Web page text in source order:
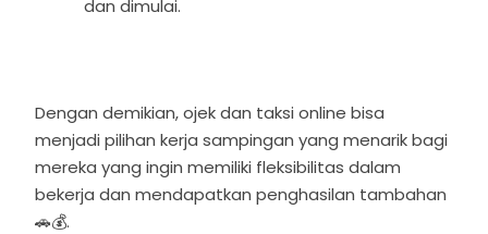
dan dimulai.
Dengan demikian, ojek dan taksi online bisa
menjadi pilihan kerja sampingan yang menarik bagi
mereka yang ingin memiliki fleksibilitas dalam
bekerja dan mendapatkan penghasilan tambahan
🚗💰.